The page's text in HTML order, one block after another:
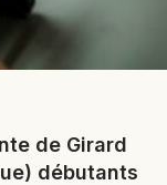
de Girard
débutants